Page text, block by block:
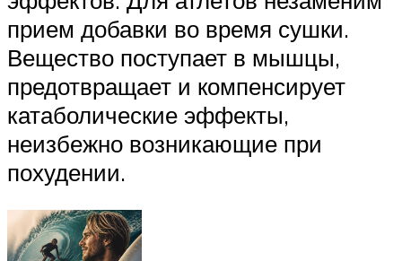
прием добавки во время сушки.
Вещество поступает в мышцы,
предотвращает и компенсирует
катаболические эффекты,
неизбежно возникающие при
похудении.